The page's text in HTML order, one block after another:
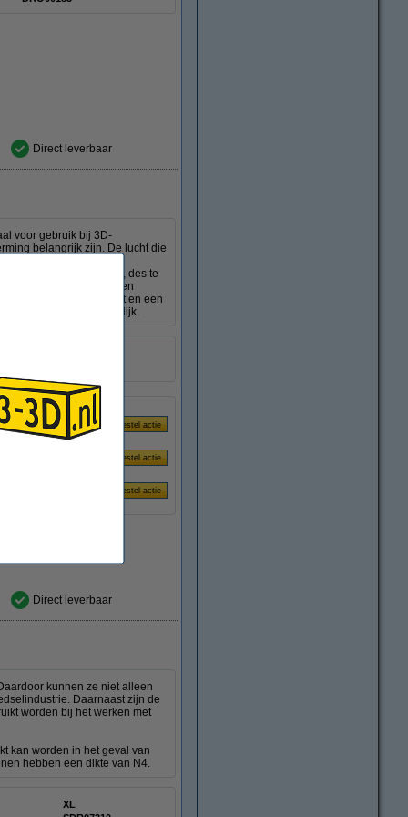
Direct leverbaar
voor gebruik bij 3D-
belangrijk zijn. De lucht die
hoger dit percentage, des te
de EN14683 type IIR en
voor extra draagcomfort en een
latexvrij, en huidvriendelijk.
Direct leverbaar
kunnen ze niet alleen
Daarnaast zijn de
worden bij het werken met
kan worden in het geval van
hebben een dikte van N4.
XL